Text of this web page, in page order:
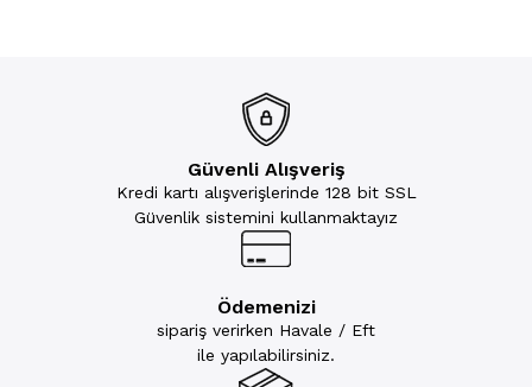
Güvenli Alışveriş
Kredi kartı alışverişlerinde 128 bit SSL
Güvenlik sistemini kullanmaktayız
Ödemenizi
sipariş verirken Havale / Eft
ile yapılabilirsiniz.